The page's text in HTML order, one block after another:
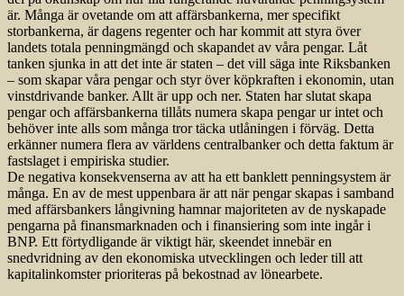
är. Många är ovetande om att affärsbankerna, mer specifikt
storbankerna, är dagens regenter och har kommit att styra över
landets totala penningmängd och skapandet av våra pengar. Låt
tanken sjunka in att det inte är staten – det vill säga inte Riksbanken
– som skapar våra pengar och styr över köpkraften i ekonomin, utan
vinstdrivande banker. Allt är upp och ner. Staten har slutat skapa
pengar och affärsbankerna tillåts numera skapa pengar ur intet och
behöver inte alls som många tror täcka utlåningen i förväg. Detta
erkänner numera flera av världens centralbanker och detta faktum är
fastslaget i empiriska studier.
De negativa konsekvenserna av att ha ett banklett penningsystem är
många. En av de mest uppenbara är att när pengar skapas i samband
med affärsbankers långivning hamnar majoriteten av de nyskapade
pengarna på finansmarknaden och i finansiering som inte ingår i
BNP. Ett förtydligande är viktigt här, skeendet innebär en
snedvridning av den ekonomiska utvecklingen och leder till att
kapitalinkomster prioriteras på bekostnad av lönearbete.